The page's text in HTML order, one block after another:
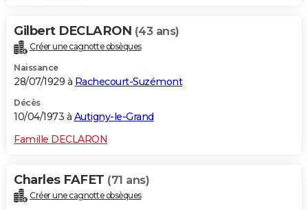
Gilbert DECLARON (43 ans)
Créer une cagnotte obsèques
Naissance
28/07/1929 à Rachecourt-Suzémont
Décès
10/04/1973 à Autigny-le-Grand
Famille DECLARON
Charles FAFET (71 ans)
Créer une cagnotte obsèques